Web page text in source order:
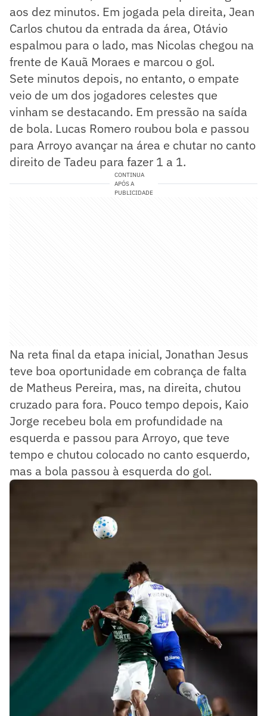
aos dez minutos. Em jogada pela direita, Jean
Carlos chutou da entrada da área, Otávio
espalmou para o lado, mas Nicolas chegou na
frente de Kauã Moraes e marcou o gol.
Sete minutos depois, no entanto, o empate
veio de um dos jogadores celestes que
vinham se destacando. Em pressão na saída
de bola. Lucas Romero roubou bola e passou
para Arroyo avançar na área e chutar no canto
direito de Tadeu para fazer 1 a 1.
CONTINUA
APÓS A
PUBLICIDADE
Na reta final da etapa inicial, Jonathan Jesus
teve boa oportunidade em cobrança de falta
de Matheus Pereira, mas, na direita, chutou
cruzado para fora. Pouco tempo depois, Kaio
Jorge recebeu bola em profundidade na
esquerda e passou para Arroyo, que teve
tempo e chutou colocado no canto esquerdo,
mas a bola passou à esquerda do gol.